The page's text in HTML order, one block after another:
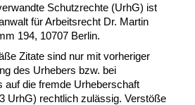
Schutzrechte (UrhG) ist
für Arbeitsrecht Dr. Martin
194, 10707 Berlin.
Zitate sind nur mit vorheriger
des Urhebers bzw. bei
auf die fremde Urheberschaft
UrhG) rechtlich zulässig. Verstöße